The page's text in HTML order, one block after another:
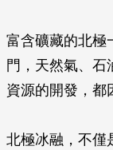
富含礦藏的北極
門，天然氣、石
資源的開發，都
北極冰融，不僅